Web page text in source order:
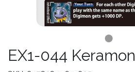
EX1-044 Keramon